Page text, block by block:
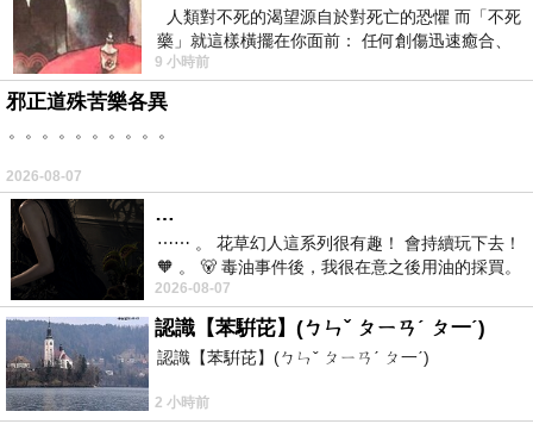
時間：20100106
地點：基隆路高架道路
寒冬的早上要離開溫暖的被窩，是很不容易
的，加上下雨的溼冷，起床更是一大挑戰。
不過，送小布瑪跟布瑪媽上學上班這檔事，
讓我前一晚就算再晚睡，早上都會爬起來，因為
那也是讓我自己不要怠惰睡懶覺的方法。
今天早上感覺雨比較大，且布瑪媽又感冒，
人類對不死的渴望源自於對死亡的恐懼 而「不死
藥」就這樣橫擺在你面前： 任何創傷迅速癒合、
停止衰老、痛覺消失…堪
9 小時前
邪正道殊苦樂各異
。。。。。。。。。。
2026-08-07
…
⋯⋯ 。 花草幻人這系列很有趣！ 會持續玩下去！
🧡 。 🐻 毒油事件後，我很在意之後用油的採買。
前天購買了我之前就很愛
2026-08-07
認識【苯騈芘】(ㄅㄣˇ ㄆㄧㄢˊ ㄆ一ˊ)
認識【苯騈芘】(ㄅㄣˇ ㄆㄧㄢˊ ㄆ一ˊ)
2 小時前